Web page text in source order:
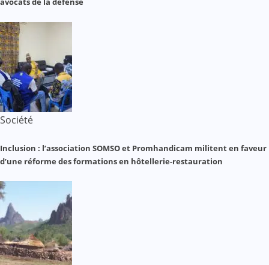
Société
Inclusion : l’association SOMSO et Promhandicam militent en faveur
d’une réforme des formations en hôtellerie-restauration